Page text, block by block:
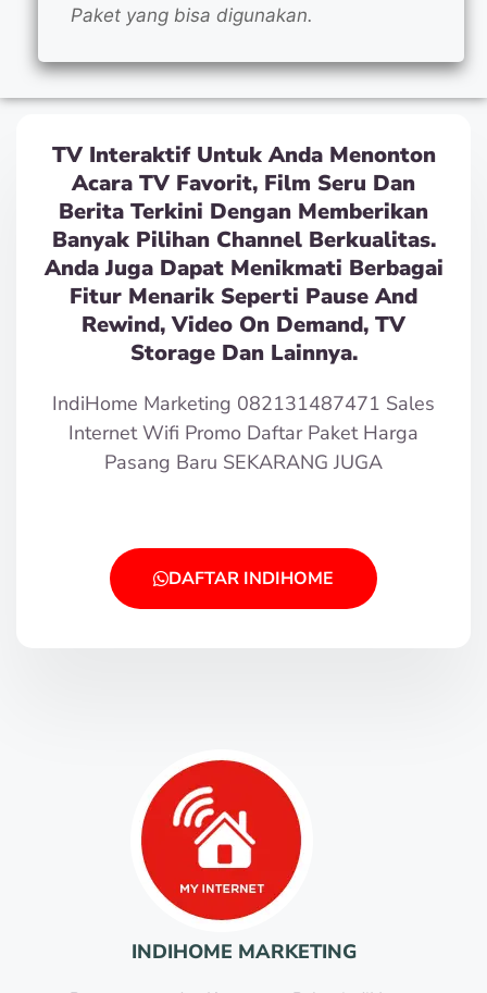
Paket yang bisa digunakan.
TV Interaktif Untuk Anda Menonton
Acara TV Favorit, Film Seru Dan
Berita Terkini Dengan Memberikan
Banyak Pilihan Channel Berkualitas.
Anda Juga Dapat Menikmati Berbagai
Fitur Menarik Seperti Pause And
Rewind, Video On Demand, TV
Storage Dan Lainnya.
IndiHome Marketing 082131487471 Sales
Internet Wifi Promo Daftar Paket Harga
Pasang Baru SEKARANG JUGA
DAFTAR INDIHOME
INDIHOME MARKETING